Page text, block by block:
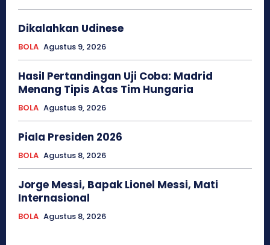
Dikalahkan Udinese
BOLA Agustus 9, 2026
Hasil Pertandingan Uji Coba: Madrid
Menang Tipis Atas Tim Hungaria
BOLA Agustus 9, 2026
Piala Presiden 2026
BOLA Agustus 8, 2026
Jorge Messi, Bapak Lionel Messi, Mati
Internasional
BOLA Agustus 8, 2026